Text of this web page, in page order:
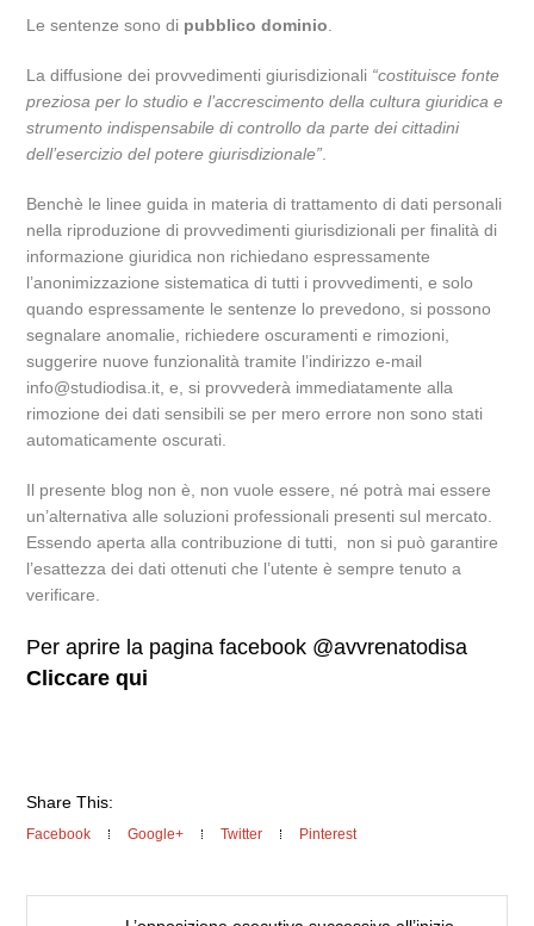
Le sentenze sono di pubblico dominio
La diffusione dei provvedimenti giurisdizionali “costituisce fonte
preziosa per lo studio e l’accrescimento della cultura giuridica e
strumento indispensabile di controllo da parte dei cittadini
dell’esercizio del potere giurisdizionale”
Benchè le linee guida in materia di trattamento di dati personali
nella riproduzione di provvedimenti giurisdizionali per finalità di
informazione giuridica non richiedano espressamente
l’anonimizzazione sistematica di tutti i provvedimenti, e solo
quando espressamente le sentenze lo prevedono, si possono
segnalare anomalie, richiedere oscuramenti e rimozioni,
suggerire nuove funzionalità tramite l’indirizzo e-mail
info@studiodisa.it, e, si provvederà immediatamente alla
rimozione dei dati sensibili se per mero errore non sono stati
automaticamente oscurati.
Il presente blog non è, non vuole essere, né potrà mai essere
un’alternativa alle soluzioni professionali presenti sul mercato.
Essendo aperta alla contribuzione di tutti, non si può garantire
l’esattezza dei dati ottenuti che l’utente è sempre tenuto a
verificare.
Per aprire la pagina facebook @avvrenatodisa
Cliccare qui
Share This:
Facebook Google+ Twitter Pinterest